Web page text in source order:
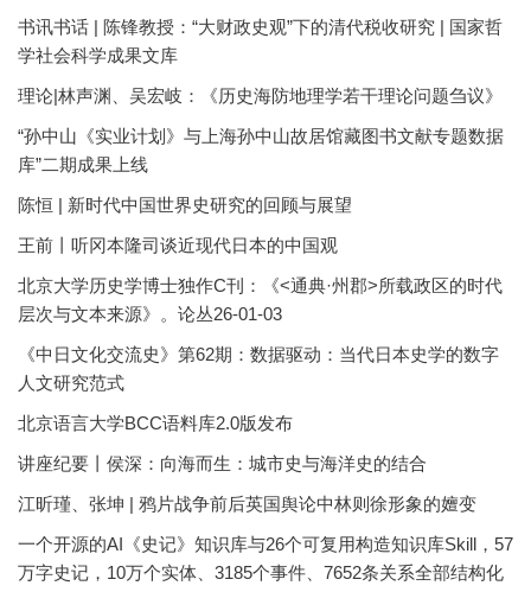
书讯书话 | 陈锋教授：“大财政史观”下的清代税收研究 | 国家哲
学社会科学成果文库
理论|林声渊、吴宏岐：《历史海防地理学若干理论问题刍议》
“孙中山《实业计划》与上海孙中山故居馆藏图书文献专题数据
库”二期成果上线
陈恒 | 新时代中国世界史研究的回顾与展望
王前丨听冈本隆司谈近现代日本的中国观
北京大学历史学博士独作C刊：《<通典·州郡>所载政区的时代
层次与文本来源》。论丛26-01-03
《中日文化交流史》第62期：数据驱动：当代日本史学的数字
人文研究范式
北京语言大学BCC语料库2.0版发布
讲座纪要丨侯深：向海而生：城市史与海洋史的结合
江昕瑾、张坤 | 鸦片战争前后英国舆论中林则徐形象的嬗变
一个开源的AI《史记》知识库与26个可复用构造知识库Skill，57
万字史记，10万个实体、3185个事件、7652条关系全部结构化